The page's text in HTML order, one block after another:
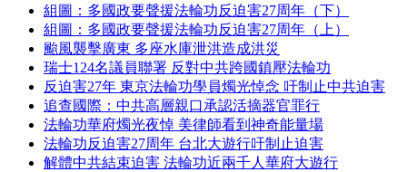
組圖：多國政要聲援法輪功反迫害27周年（下）
組圖：多國政要聲援法輪功反迫害27周年（上）
颱風襲擊廣東 多座水庫泄洪造成洪災
瑞士124名議員聯署 反對中共跨國鎮壓法輪功
反迫害27年 東京法輪功學員燭光悼念 吁制止中共迫害
追查國際：中共高層親口承認活摘器官罪行
法輪功華府燭光夜悼 美律師看到神奇能量場
法輪功反迫害27周年 台北大遊行吁制止迫害
解體中共結束迫害 法輪功近兩千人華府大遊行